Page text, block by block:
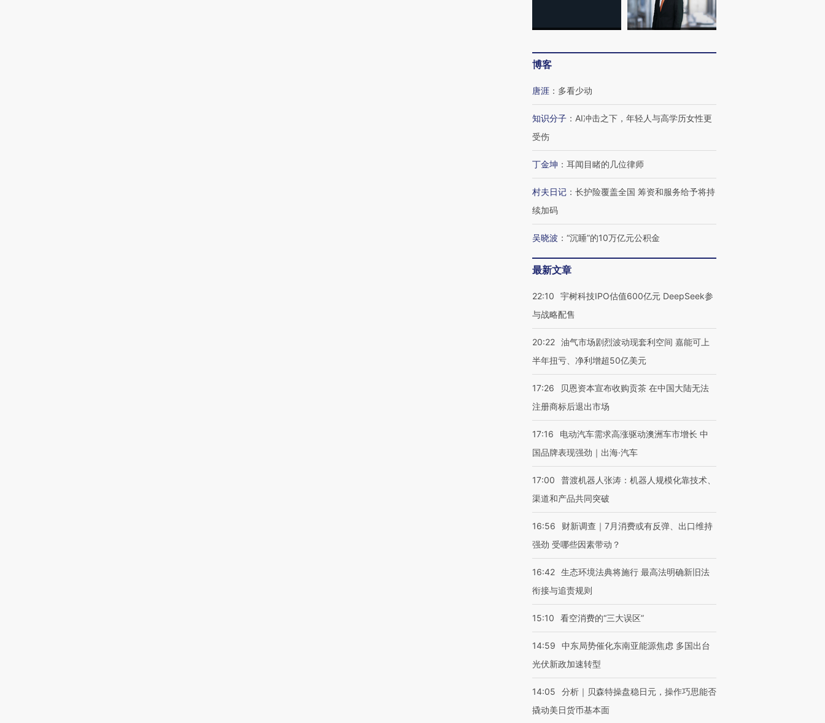
博客
唐涯 ： 多看少动
知识分子 ： AI冲击之下，年轻人与高学历女性更
受伤
丁金坤 ： 耳闻目睹的几位律师
村夫日记 ： 长护险覆盖全国 筹资和服务给予将持
续加码
吴晓波 ： “沉睡”的10万亿元公积金
最新文章
22:10
宇树科技IPO估值600亿元 DeepSeek参
与战略配售
20:22 油气市场剧烈波动现套利空间 嘉能可上
半年扭亏、净利增超50亿美元
17:26
贝恩资本宣布收购贡茶 在中国大陆无法
注册商标后退出市场
17:16
电动汽车需求高涨驱动澳洲车市增长 中
国品牌表现强劲｜出海·汽车
17:00
普渡机器人张涛：机器人规模化靠技术、
渠道和产品共同突破
16:56
财新调查｜7月消费或有反弹、出口维持
强劲 受哪些因素带动？
16:42 生态环境法典将施行 最高法明确新旧法
衔接与追责规则
15:10 看空消费的“三大误区”
14:59
中东局势催化东南亚能源焦虑 多国出台
光伏新政加速转型
14:05
分析｜贝森特操盘稳日元，操作巧思能否
撬动美日货币基本面